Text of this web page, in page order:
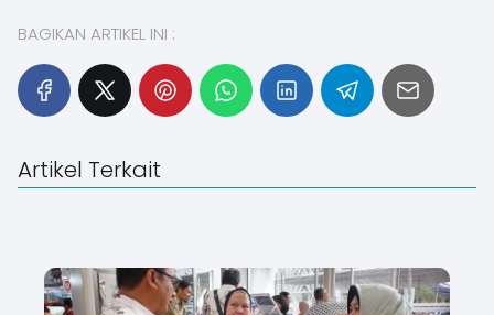
BAGIKAN ARTIKEL INI :
Artikel Terkait